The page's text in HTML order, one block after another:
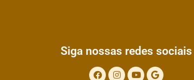
Siga nossas redes sociais